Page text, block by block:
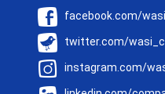
facebook.com/
twitter.com/
instagram.com/